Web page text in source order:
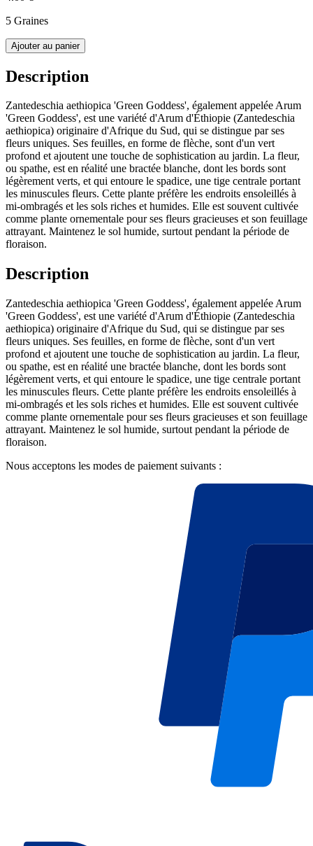
5 Graines
Ajouter au panier
Description
Zantedeschia aethiopica 'Green Goddess', également appelée Arum
'Green Goddess', est une variété d'Arum d'Éthiopie (Zantedeschia
aethiopica) originaire d'Afrique du Sud, qui se distingue par ses
fleurs uniques. Ses feuilles, en forme de flèche, sont d'un vert
profond et ajoutent une touche de sophistication au jardin. La fleur,
ou spathe, est en réalité une bractée blanche, dont les bords sont
légèrement verts, et qui entoure le spadice, une tige centrale portant
les minuscules fleurs. Cette plante préfère les endroits ensoleillés à
mi-ombragés et les sols riches et humides. Elle est souvent cultivée
comme plante ornementale pour ses fleurs gracieuses et son feuillage
attrayant. Maintenez le sol humide, surtout pendant la période de
floraison.
Description
Zantedeschia aethiopica 'Green Goddess', également appelée Arum
'Green Goddess', est une variété d'Arum d'Éthiopie (Zantedeschia
aethiopica) originaire d'Afrique du Sud, qui se distingue par ses
fleurs uniques. Ses feuilles, en forme de flèche, sont d'un vert
profond et ajoutent une touche de sophistication au jardin. La fleur,
ou spathe, est en réalité une bractée blanche, dont les bords sont
légèrement verts, et qui entoure le spadice, une tige centrale portant
les minuscules fleurs. Cette plante préfère les endroits ensoleillés à
mi-ombragés et les sols riches et humides. Elle est souvent cultivée
comme plante ornementale pour ses fleurs gracieuses et son feuillage
attrayant. Maintenez le sol humide, surtout pendant la période de
floraison.
Nous acceptons les modes de paiement suivants :